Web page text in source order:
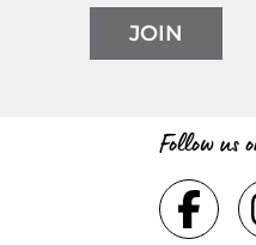
JOIN
Follow us